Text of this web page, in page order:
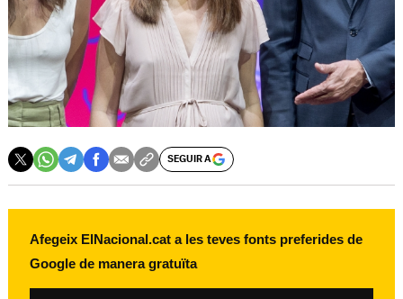
SEGUIR A
Afegeix ElNacional.cat a les teves fonts preferides de
Google de manera gratuïta